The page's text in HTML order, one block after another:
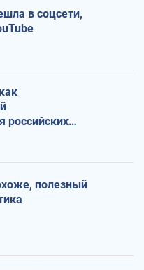
в соцсети,
российских
полезный